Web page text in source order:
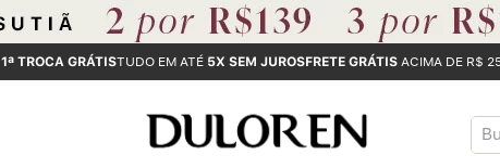
1ª TROCA GRÁTISTUDO EM ATÉ 5X SEM JUROSFRETE GRÁTIS ACIMA DE R$